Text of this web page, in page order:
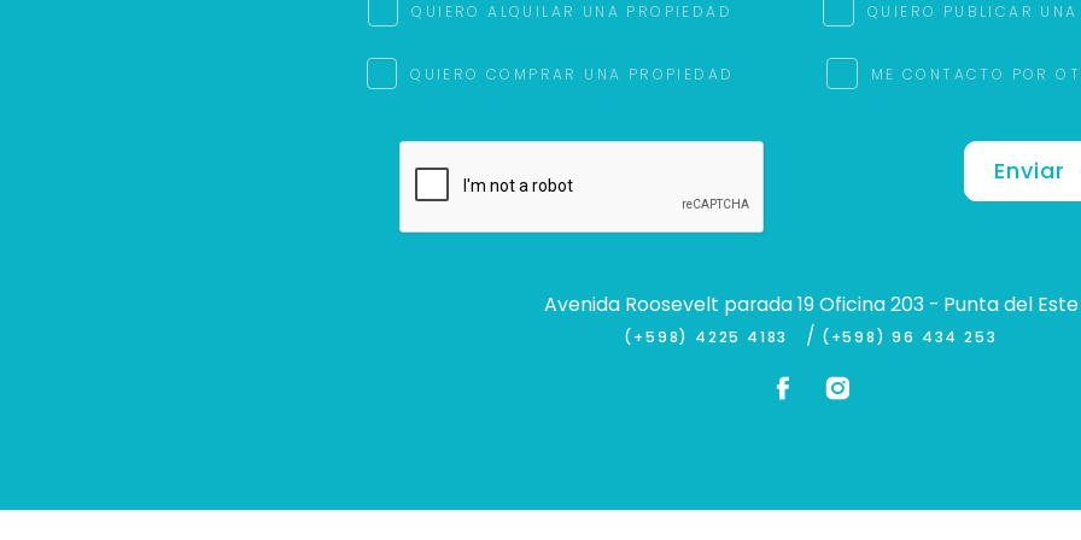
QUIERO ALQUILAR UNA PROPIEDAD QUIERO PUBLICAR
QUIERO COMPRAR UNA PROPIEDAD ME CONTACTO POR
Enviar
Avenida Roosevelt parada 19 Oficina 203 - Punta del Este
(+598) 4225 4183 / (+598) 96 434 253